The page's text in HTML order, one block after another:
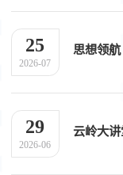
25
2026-07
29
2026-06